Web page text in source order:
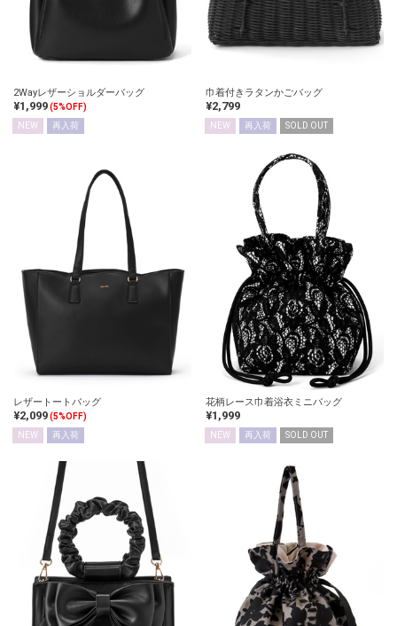
2Wayレザーショルダーバッグ
¥1,999(5%OFF)
NEW
再入荷
巾着付きラタンかごバッグ
¥2,799
NEW 再入荷 SOLD OUT
レザートートバッグ
¥2,099(5%OFF)
NEW
再入荷
花柄レース巾着浴衣ミニバッグ
¥1,999
NEW 再入荷 SOLD OUT